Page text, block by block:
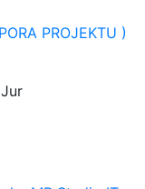
PROJEKTU )